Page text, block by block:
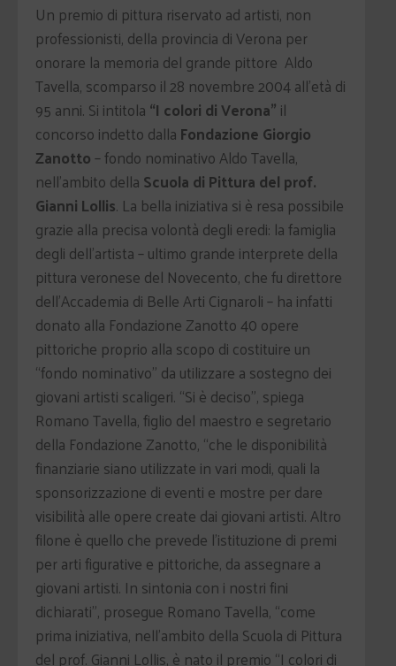
Un premio di pittura riservato ad artisti, non
professionisti, della provincia di Verona per
onorare la memoria del grande pittore Aldo
Tavella, scomparso il 28 novembre 2004 all’età di
95 anni. Si intitola “I colori di Verona” il
concorso indetto dalla Fondazione Giorgio
Zanotto– fondo nominativo Aldo Tavella,
nell’ambito della Scuola di Pittura del prof.
Gianni Lollis. La bella iniziativa si è resa possibile
grazie alla precisa volontà degli eredi: la famiglia
degli dell’artista – ultimo grande interprete della
pittura veronese del Novecento, che fu direttore
dell’Accademia di Belle Arti Cignaroli – ha infatti
donato alla Fondazione Zanotto 40 opere
pittoriche proprio alla scopo di costituire un
“fondo nominativo” da utilizzare a sostegno dei
giovani artisti scaligeri. “Si è deciso”, spiega
Romano Tavella, figlio del maestro e segretario
della Fondazione Zanotto, “che le disponibilità
finanziarie siano utilizzate in vari modi, quali la
sponsorizzazione di eventi e mostre per dare
visibilità alle opere create dai giovani artisti. Altro
filone è quello che prevede l’istituzione di premi
per arti figurative e pittoriche, da assegnare a
giovani artisti. In sintonia con i nostri fini
dichiarati”, prosegue Romano Tavella, “come
prima iniziativa, nell’ambito della Scuola di Pittura
del prof. Gianni Lollis, è nato il premio “I colori di